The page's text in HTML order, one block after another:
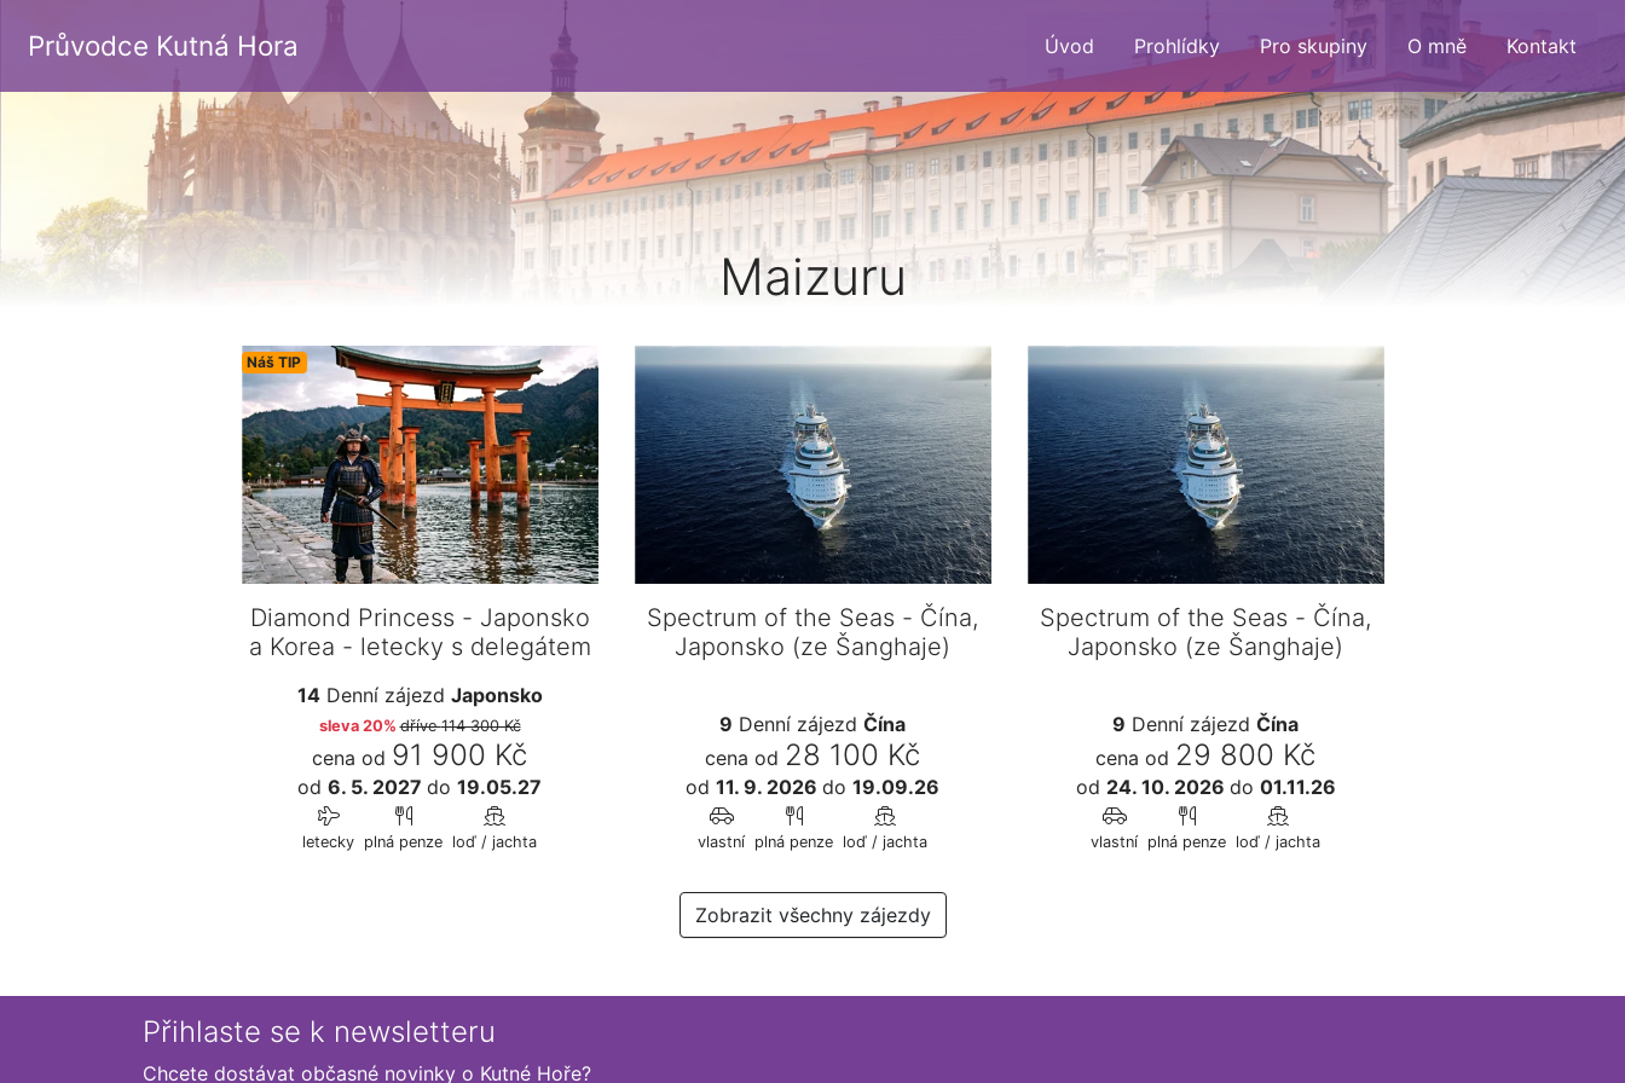
Průvodce Kutná Hora Úvod Prohlídky Pro skupiny O mně Kontakt
Maizuru
Náš TIP
Diamond Princess - Japonsko
a Korea - letecky s delegátem
14Denní zájezd Japonsko
sleva 20% dříve114 300 Kč
cena od 91 900 Kč
od 6. 5. 2027 do 19.05.27
letecky plná penze loď / jachta
Spectrum of the Seas - Čína,
Japonsko (ze Šanghaje)
9 Denní zájezd Čína
cena od 28 100 Kč
od 11. 9. 2026 do 19.09.26
vlastní plná penze loď / jachta
Spectrum of the Seas - Čína,
Japonsko (ze Šanghaje)
9 Denní zájezd Čína
cena od 29 800 Kč
od 24. 10. 2026 do 01.11.26
vlastní plná penze loď / jachta
Zobrazit všechny zájezdy
Přihlaste se k newsletteru
Chcete dostávat občasné novinky o Kutné Hoře?